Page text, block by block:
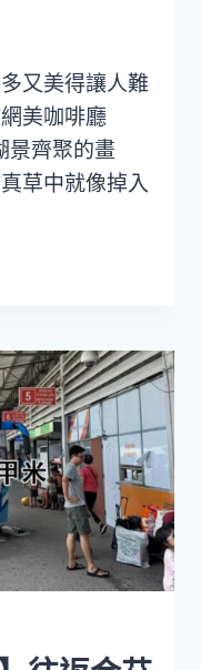
又美得讓人難
美咖啡廳
景齊聚的畫
草中就像掉入